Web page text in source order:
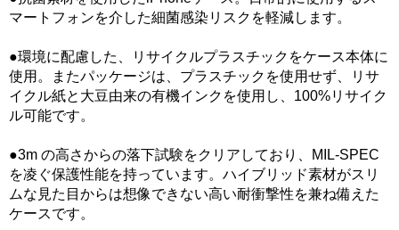
マートフォンを介した細菌感染リスクを軽減します。
●環境に配慮した、リサイクルプラスチックをケース本体に
使用。またパッケージは、プラスチックを使用せず、リサ
イクル紙と大豆由来の有機インクを使用し、100%リサイク
ル可能です。
●3m の高さからの落下試験をクリアしており、MIL-SPEC
を凌ぐ保護性能を持っています。ハイブリッド素材がスリ
ムな見た目からは想像できない高い耐衝撃性を兼ね備えた
ケースです。